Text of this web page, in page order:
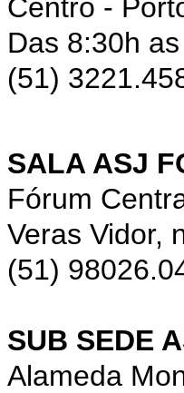
Centro -
Das 8:30h
(51)
SALA ASJ
Fórum
Veras Vidor,
(51)
SUB SEDE
Alameda